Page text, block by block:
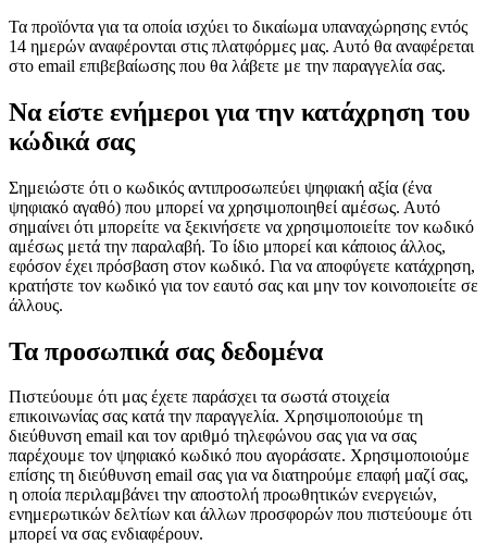
Τα προϊόντα για τα οποία ισχύει το δικαίωμα υπαναχώρησης εντός
14 ημερών αναφέρονται στις πλατφόρμες μας. Αυτό θα αναφέρεται
στο email επιβεβαίωσης που θα λάβετε με την παραγγελία σας.
Να είστε ενήμεροι για την κατάχρηση του
κώδικά σας
Σημειώστε ότι ο κωδικός αντιπροσωπεύει ψηφιακή αξία (ένα
ψηφιακό αγαθό) που μπορεί να χρησιμοποιηθεί αμέσως. Αυτό
σημαίνει ότι μπορείτε να ξεκινήσετε να χρησιμοποιείτε τον κωδικό
αμέσως μετά την παραλαβή. Το ίδιο μπορεί και κάποιος άλλος,
εφόσον έχει πρόσβαση στον κωδικό. Για να αποφύγετε κατάχρηση,
κρατήστε τον κωδικό για τον εαυτό σας και μην τον κοινοποιείτε σε
άλλους.
Τα προσωπικά σας δεδομένα
Πιστεύουμε ότι μας έχετε παράσχει τα σωστά στοιχεία
επικοινωνίας σας κατά την παραγγελία. Χρησιμοποιούμε τη
διεύθυνση email και τον αριθμό τηλεφώνου σας για να σας
παρέχουμε τον ψηφιακό κωδικό που αγοράσατε. Χρησιμοποιούμε
επίσης τη διεύθυνση email σας για να διατηρούμε επαφή μαζί σας,
η οποία περιλαμβάνει την αποστολή προωθητικών ενεργειών,
ενημερωτικών δελτίων και άλλων προσφορών που πιστεύουμε ότι
μπορεί να σας ενδιαφέρουν.